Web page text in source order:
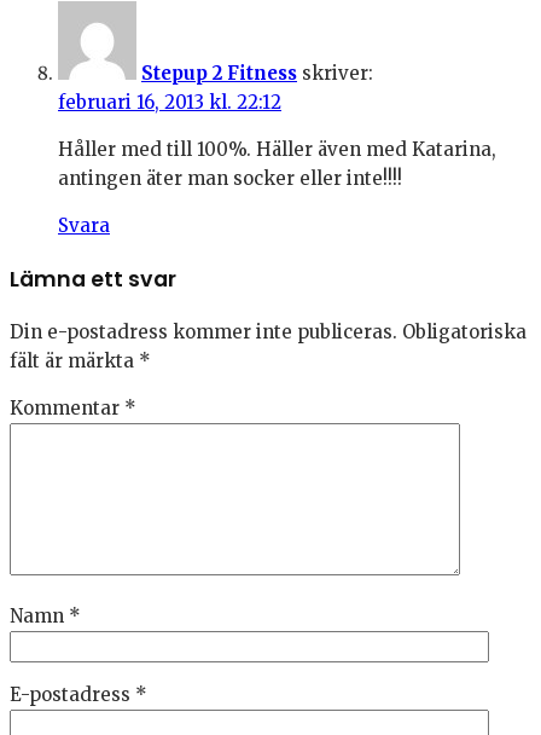
Stepup 2 Fitness skriver:
februari 16, 2013 kl. 22:12
Håller med till 100%. Häller även med Katarina,
antingen äter man socker eller inte!!!!
Svara
Lämna ett svar
Din e-postadress kommer inte publiceras. Obligatoriska
fält är märkta *
Kommentar *
Namn *
E-postadress *